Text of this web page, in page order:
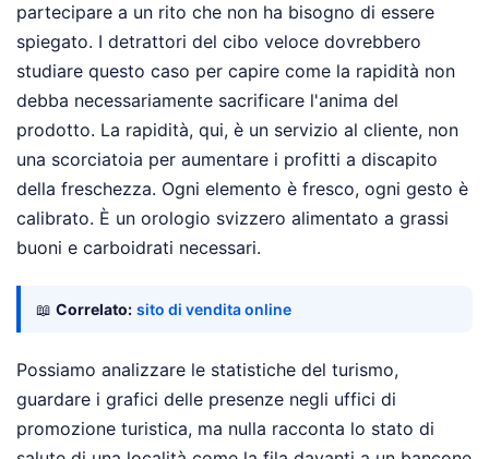
partecipare a un rito che non ha bisogno di essere
spiegato. I detrattori del cibo veloce dovrebbero
studiare questo caso per capire come la rapidità non
debba necessariamente sacrificare l'anima del
prodotto. La rapidità, qui, è un servizio al cliente, non
una scorciatoia per aumentare i profitti a discapito
della freschezza. Ogni elemento è fresco, ogni gesto è
calibrato. È un orologio svizzero alimentato a grassi
buoni e carboidrati necessari.
📖 Correlato: sito di vendita online
Possiamo analizzare le statistiche del turismo,
guardare i grafici delle presenze negli uffici di
promozione turistica, ma nulla racconta lo stato di